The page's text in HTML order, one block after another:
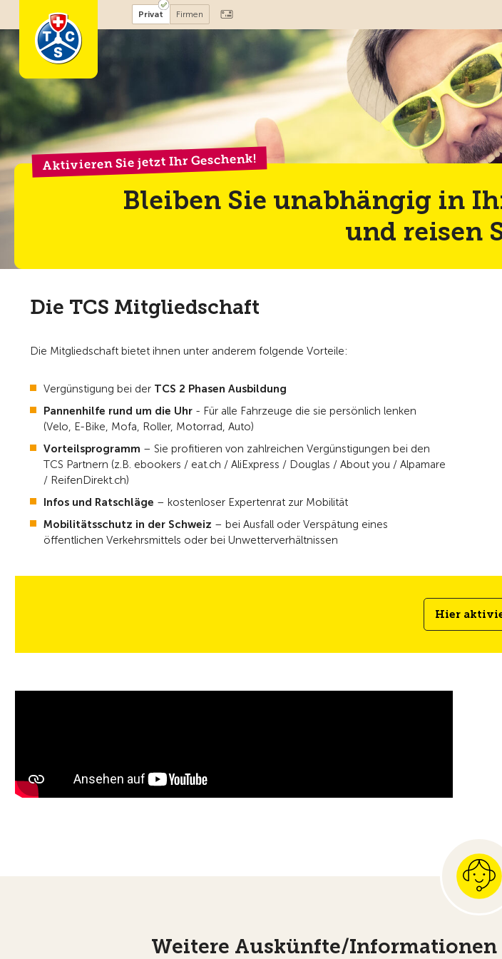
Privat Firmen
Bleiben Sie unabhängig in
und reisen
Aktivieren Sie jetzt Ihr Geschenk!
Die TCS Mitgliedschaft
Die Mitgliedschaft bietet ihnen unter anderem folgende Vorteile:
Vergünstigung bei der TCS 2 Phasen Ausbildung
Pannenhilfe rund um die Uhr - Für alle Fahrzeuge die sie persönlich lenken
(Velo, E-Bike, Mofa, Roller, Motorrad, Auto)
Vorteilsprogramm – Sie profitieren von zahlreichen Vergünstigungen bei den
TCS Partnern (z.B. ebookers / eat.ch / AliExpress / Douglas / About you / Alpamare
/ ReifenDirekt.ch)
Infos und Ratschläge – kostenloser Expertenrat zur Mobilität
Mobilitätsschutz in der Schweiz – bei Ausfall oder Verspätung eines
öffentlichen Verkehrsmittels oder bei Unwetterverhältnissen
Hier
Weitere Auskünfte/Informationen